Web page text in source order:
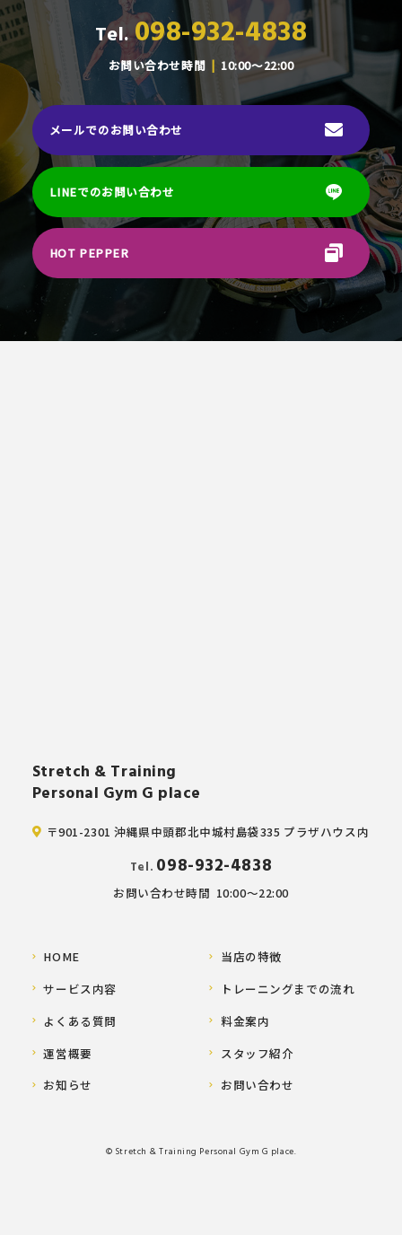
Tel.098-932-4838
お問い合わせ時間 10:00～22:00
メールでのお問い合わせ
LINEでのお問い合わせ
HOT PEPPER
Stretch & Training
Personal Gym G place
〒901-2301 沖縄県中頭郡北中城村島袋335 プラザハウス内
Tel. 098-932-4838
お問い合わせ時間 10:00～22:00
HOME
当店の特徴
サービス内容
トレーニングまでの流れ
よくある質問
料金案内
運営概要
スタッフ紹介
お知らせ
お問い合わせ
© Stretch & Training Personal Gym G place.